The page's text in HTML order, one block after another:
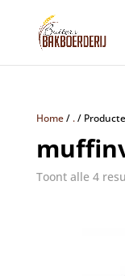
Home/ ./
Toont alle 4